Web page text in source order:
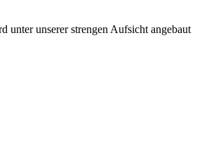
unserer strengen Aufsicht angebaut